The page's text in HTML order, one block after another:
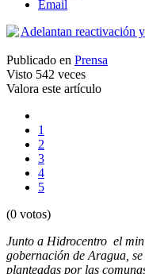
Email
Publicado en Prensa
Visto 542 veces
Valora este artículo
1
2
3
4
5
(0 votos)
Junto a Hidrocentro el
gobernación de Aragua, se
planteadas por las